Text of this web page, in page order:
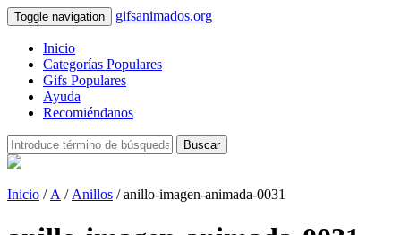
Toggle navigation gifsanimados.org
Inicio
Categorías Populares
Gifs Populares
Ayuda
Recomiéndanos
Buscar
Inicio / A / Anillos / anillo-imagen-animada-0031